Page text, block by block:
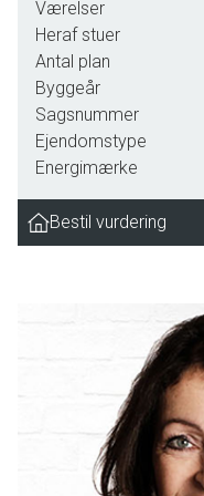
skov og ikke mindst vandet på
Gå en tur i skovene omkring
med sandet under fødderne og kig
Ønsker I at mærke Svendborgs
turen i bil kun få minutter eller man
Boligens indretning er nøje
der er generelt i boligen tænkt
Svendborg, Svendborgs hyggelige
plads til at nyde et koldt glas til
Boligen byder indenfor med:
Entre med klinker og gulvvarme
op i kip, mellemgang,
badværelsesarrangement samt
Værelser
Heraf stuer
Antal plan
Byggeår
Sagsnummer
Ejendomstype
Energimærke
Bestil vurdering